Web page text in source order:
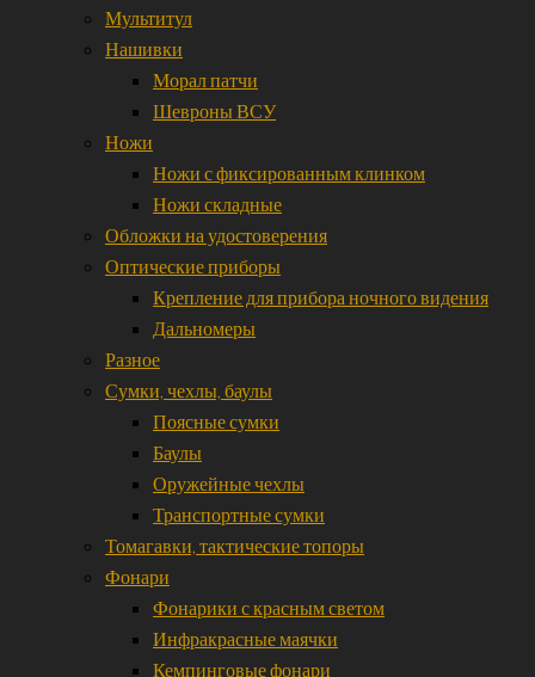
Мультитул
Нашивки
Морал патчи
Шевроны ВСУ
Ножи
Ножи с фиксированным клинком
Ножи складные
Обложки на удостоверения
Оптические приборы
Крепление для прибора ночного видения
Дальномеры
Разное
Сумки, чехлы, баулы
Поясные сумки
Баулы
Оружейные чехлы
Транспортные сумки
Томагавки, тактические топоры
Фонари
Фонарики с красным светом
Инфракрасные маячки
Кемпинговые фонари